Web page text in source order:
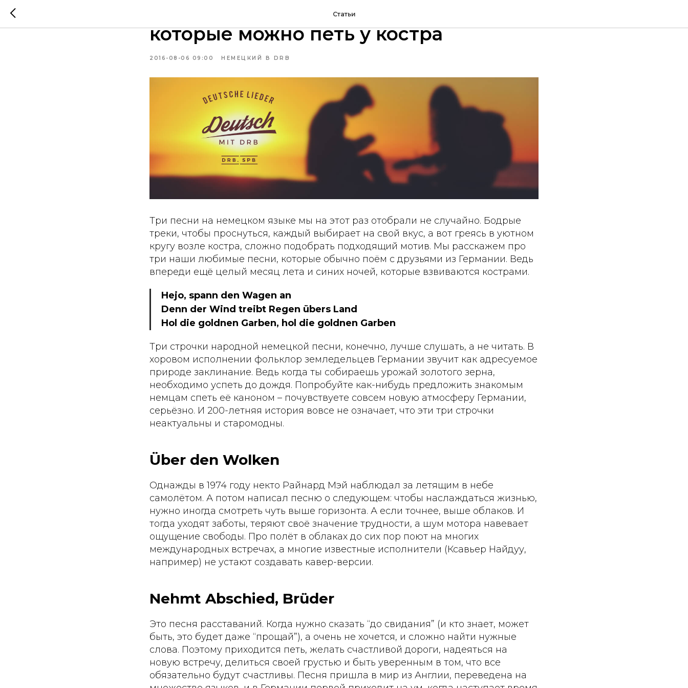
Статьи
Три песни на немецком языке,
которые можно петь у костра
2016-08-06 09:00 НЕМЕЦКИЙ В DRB
Три песни на немецком языке мы на этот раз отобрали не случайно. Бодрые
треки, чтобы проснуться, каждый выбирает на свой вкус, а вот греясь в уютном
кругу возле костра, сложно подобрать подходящий мотив. Мы расскажем про
три наши любимые песни, которые обычно поём с друзьями из Германии. Ведь
впереди ещё целый месяц лета и синих ночей, которые взвиваются кострами.
Hejo, spann den Wagen an
Denn der Wind treibt Regen übers Land
Hol die goldnen Garben, hol die goldnen Garben
Три строчки народной немецкой песни, конечно, лучше слушать, а не читать. В
хоровом исполнении фольклор земледельцев Германии звучит как адресуемое
природе заклинание. Ведь когда ты собираешь урожай золотого зерна,
необходимо успеть до дождя. Попробуйте как-нибудь предложить знакомым
немцам спеть её каноном – почувствуете совсем новую атмосферу Германии,
серьёзно. И 200-летняя история вовсе не означает, что эти три строчки
неактуальны и старомодны.
Über den Wolken
Однажды в 1974 году некто Райнард Мэй наблюдал за летящим в небе
самолётом. А потом написал песню о следующем: чтобы наслаждаться жизнью,
нужно иногда смотреть чуть выше горизонта. А если точнее, выше облаков. И
тогда уходят заботы, теряют своё значение трудности, а шум мотора навевает
ощущение свободы. Про полёт в облаках до сих пор поют на многих
международных встречах, а многие известные исполнители (Ксавьер Найдуу,
например) не устают создавать кавер-версии.
Nehmt Abschied, Brüder
Это песня расставаний. Когда нужно сказать “до свидания” (и кто знает, может
быть, это будет даже “прощай”), а очень не хочется, и сложно найти нужные
слова. Поэтому приходится петь, желать счастливой дороги, надеяться на
новую встречу, делиться своей грустью и быть уверенным в том, что все
обязательно будут счастливы. Песня пришла в мир из Англии, переведена на